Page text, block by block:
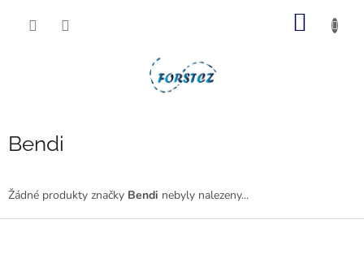
Bendi
Žádné produkty značky Bendi nebyly nalezeny...